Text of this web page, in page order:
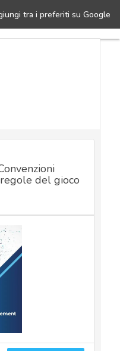
tra i preferiti su Google
di essere un
del gioco